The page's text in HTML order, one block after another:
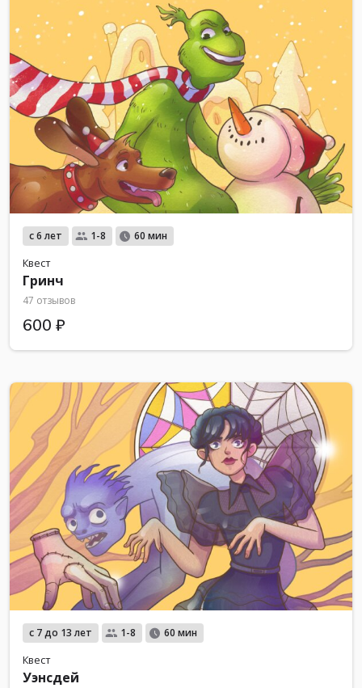
с 6 лет 1-8 60 мин
Квест
Гринч
47 отзывов
600 ₽
с 7 до 13 лет 1-8 60 мин
Квест
Уэнсдей